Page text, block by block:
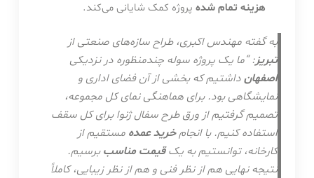
هزینه تمام شده پروژه کمک شایانی می‌کند.
به گفته مهندس اکبری، طراح سازه‌های صنعتی از
تبریز: “ما یک پروژه سوله چندمنظوره در نزدیکی
اصفهانداشتیم که بخشی از آن فضای اداری و
نمایشگاهی بود. برای هماهنگی نمای کل مجموعه،
تصمیم گرفتیم از ورق طرح سفال ژنوا برای کل سقف
استفاده کنیم. با انجامخرید عمده مستقیم از
کارخانه، توانستیم به یکقیمت مناسببرسیم.
نتیجه نهایی هم از نظر فنی و هم از نظر زیبایی، کاملاً